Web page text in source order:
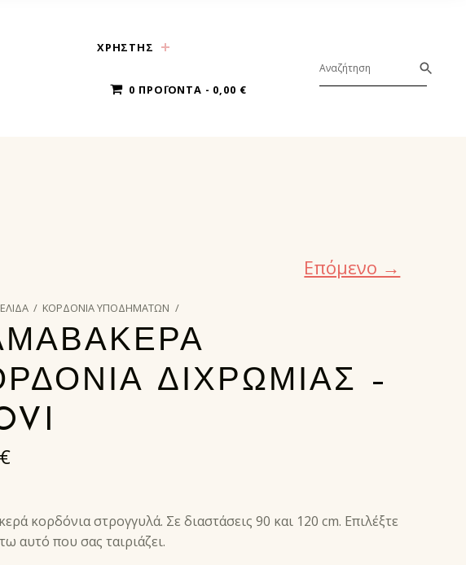
ΧΡΗΣΤΗΣ
0 ΠΡΟΪΌΝΤΑ 0,00 €
Επόμενο →
/ ΚΟΡΔΟΝΙΑ ΥΠΟΔΗΜΑΤΩΝ /
ΔΙΧΡΩΜΙΑΣ –
€
κορδόνια στρογγυλά. Σε διαστάσεις 90 και 120 cm. Επιλέξτε
αυτό που σας ταιριάζει.